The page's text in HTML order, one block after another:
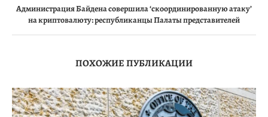
Администрация Байдена совершила ‘скоординированную атаку’
на криптовалюту: республиканцы Палаты представителей
ПОХОЖИЕ ПУБЛИКАЦИИ